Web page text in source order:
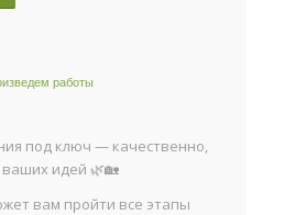
работы
под ключ — качественно,
идей 🌿🏡
вам пройти все этапы